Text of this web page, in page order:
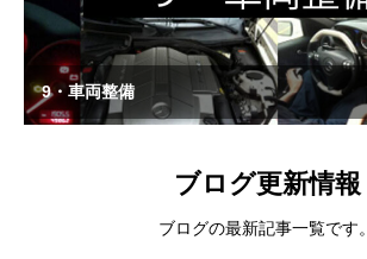
9・車両整備
ブログ更新情報
ブログの最新記事一覧です。